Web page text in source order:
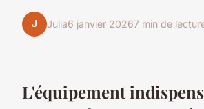
J Julia6 janvier 20267 min de
L'équipement